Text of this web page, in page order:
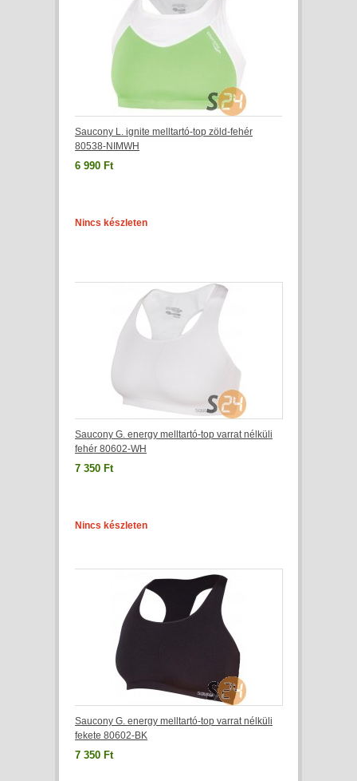
Saucony L. ignite melltartó-top zöld-fehér
80538-NIMWH
6 990 Ft
Nincs készleten
Saucony G. energy melltartó-top varrat nélküli
fehér 80602-WH
7 350 Ft
Nincs készleten
Saucony G. energy melltartó-top varrat nélküli
fekete 80602-BK
7 350 Ft